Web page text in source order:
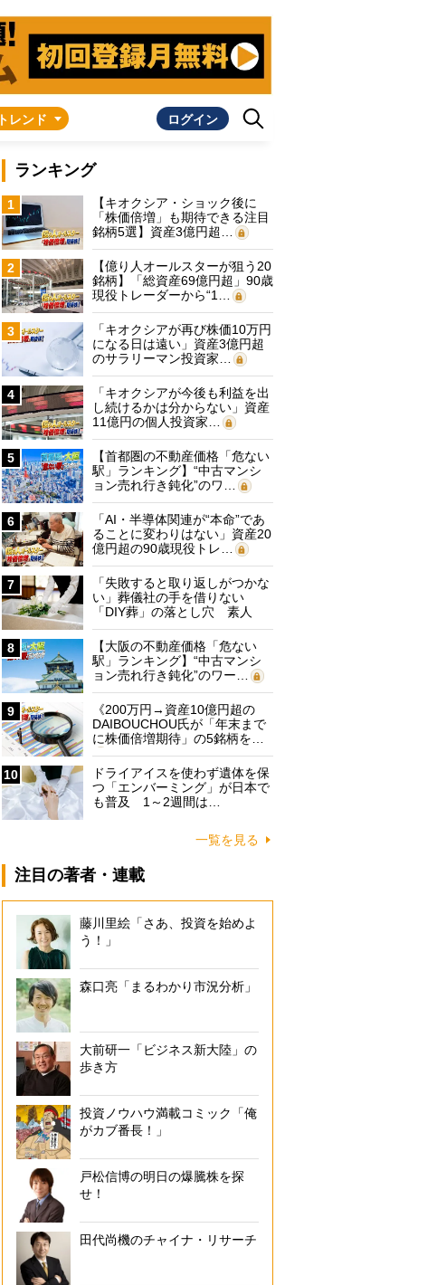
トレンド ログイン
『中華飯』に入っているエビ
ランキング
1
【キオクシア・ショック後に
「株価倍増」も期待できる注目
銘柄5選】資産3億円超…
2
【億り人オールスターが狙う20
銘柄】「総資産69億円超」90歳
現役トレーダーから“1…
3
「キオクシアが再び株価10万円
になる日は遠い」資産3億円超
のサラリーマン投資家…
4
「キオクシアが今後も利益を出
し続けるかは分からない」資産
11億円の個人投資家…
5
【首都圏の不動産価格「危ない
駅」ランキング】“中古マンシ
ョン売れ行き鈍化”のワ…
6
「AI・半導体関連が“本命”であ
ることに変わりはない」資産20
億円超の90歳現役トレ…
7
「失敗すると取り返しがつかな
い」葬儀社の手を借りない
「DIY葬」の落とし穴 素人
に…
8
【大阪の不動産価格「危ない
駅」ランキング】“中古マンシ
ョン売れ行き鈍化”のワー…
9
《200万円→資産10億円超の
DAIBOUCHOU氏が「年末まで
に株価倍増期待」の5銘柄を…
10
ドライアイスを使わず遺体を保
つ「エンバーミング」が日本で
も普及 1～2週間は…
一覧を見る
注目の著者・連載
藤川里絵「さあ、投資を始めよ
う！」
森口亮「まるわかり市況分析」
大前研一「ビジネス新大陸」の
歩き方
投資ノウハウ満載コミック「俺
がカブ番長！」
戸松信博の明日の爆騰株を探
せ！
田代尚機のチャイナ・リサーチ